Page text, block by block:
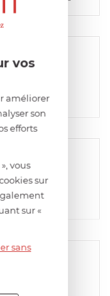
rapide.
vos
améliorer
son
efforts
vous
sur
sur «
sans